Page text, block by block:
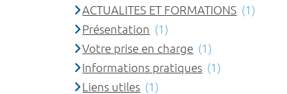
ACTUALITES ET FORMATIONS (1)
Présentation (1)
Votre prise en charge (1)
Informations pratiques (1)
Liens utiles (1)